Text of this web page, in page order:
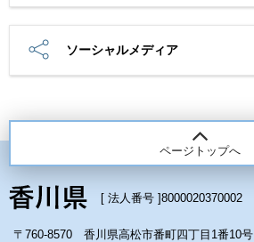
ソーシャルメディア
ページトップへ
[ 法人番号 ]8000020370002
〒760-8570 香川県高松市番町四丁目1番10号